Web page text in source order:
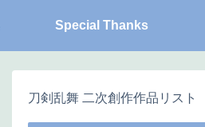
Special Thanks
刀剣乱舞 二次創作作品リスト